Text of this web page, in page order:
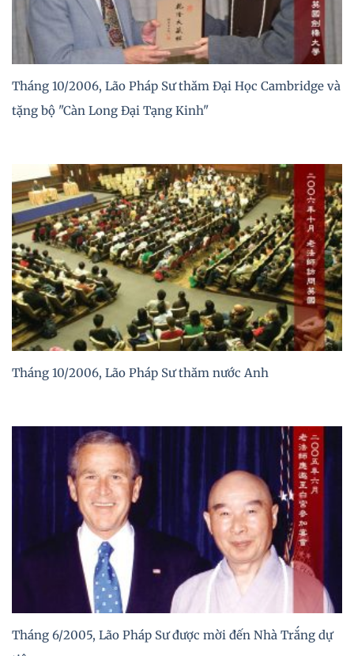
Tháng 10/2006, Lão Pháp Sư thăm Đại Học Cambridge và
tặng bộ "Càn Long Đại Tạng Kinh"
Tháng 10/2006, Lão Pháp Sư thăm nước Anh
Tháng 6/2005, Lão Pháp Sư được mời đến Nhà Trắng dự